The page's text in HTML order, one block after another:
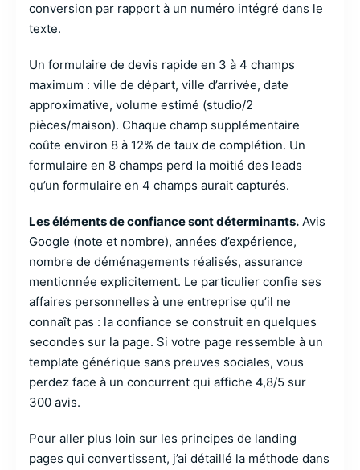
conversion par rapport à un numéro intégré dans le
texte.
Un formulaire de devis rapide en 3 à 4 champs
maximum : ville de départ, ville d’arrivée, date
approximative, volume estimé (studio/2
pièces/maison). Chaque champ supplémentaire
coûte environ 8 à 12% de taux de complétion. Un
formulaire en 8 champs perd la moitié des leads
qu’un formulaire en 4 champs aurait capturés.
Les éléments de confiance sont déterminants. Avis
Google (note et nombre), années d’expérience,
nombre de déménagements réalisés, assurance
mentionnée explicitement. Le particulier confie ses
affaires personnelles à une entreprise qu’il ne
connaît pas : la confiance se construit en quelques
secondes sur la page. Si votre page ressemble à un
template générique sans preuves sociales, vous
perdez face à un concurrent qui affiche 4,8/5 sur
300 avis.
Pour aller plus loin sur les principes de landing
pages qui convertissent, j’ai détaillé la méthode dans